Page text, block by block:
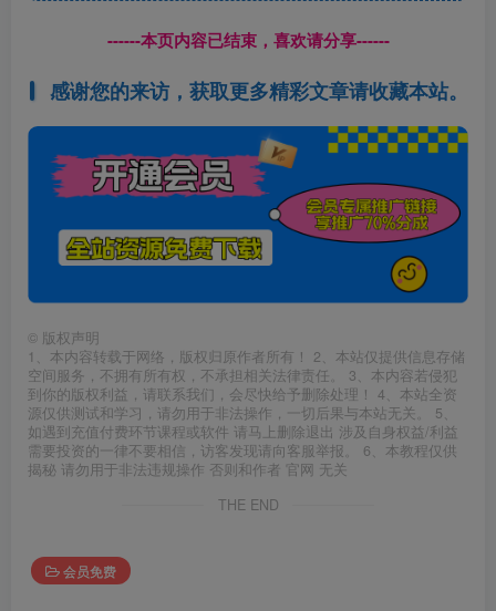
------本页内容已结束，喜欢请分享------
感谢您的来访，获取更多精彩文章请收藏本站。
© 版权声明
1、本内容转载于网络，版权归原作者所有！ 2、本站仅提供信息存储
空间服务，不拥有所有权，不承担相关法律责任。 3、本内容若侵犯
到你的版权利益，请联系我们，会尽快给予删除处理！ 4、本站全资
源仅供测试和学习，请勿用于非法操作，一切后果与本站无关。 5、
如遇到充值付费环节课程或软件 请马上删除退出 涉及自身权益/利益
需要投资的一律不要相信，访客发现请向客服举报。 6、本教程仅供
揭秘 请勿用于非法违规操作 否则和作者 官网 无关
THE END
会员免费